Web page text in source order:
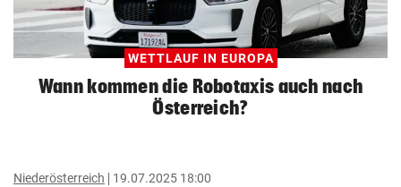
WETTLAUF IN EUROPA
Wann kommen die Robotaxis auch nach
Österreich?
Niederösterreich 19.07.2025 18:00